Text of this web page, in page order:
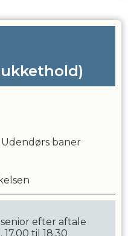
baner
efter aftale
til 18.30